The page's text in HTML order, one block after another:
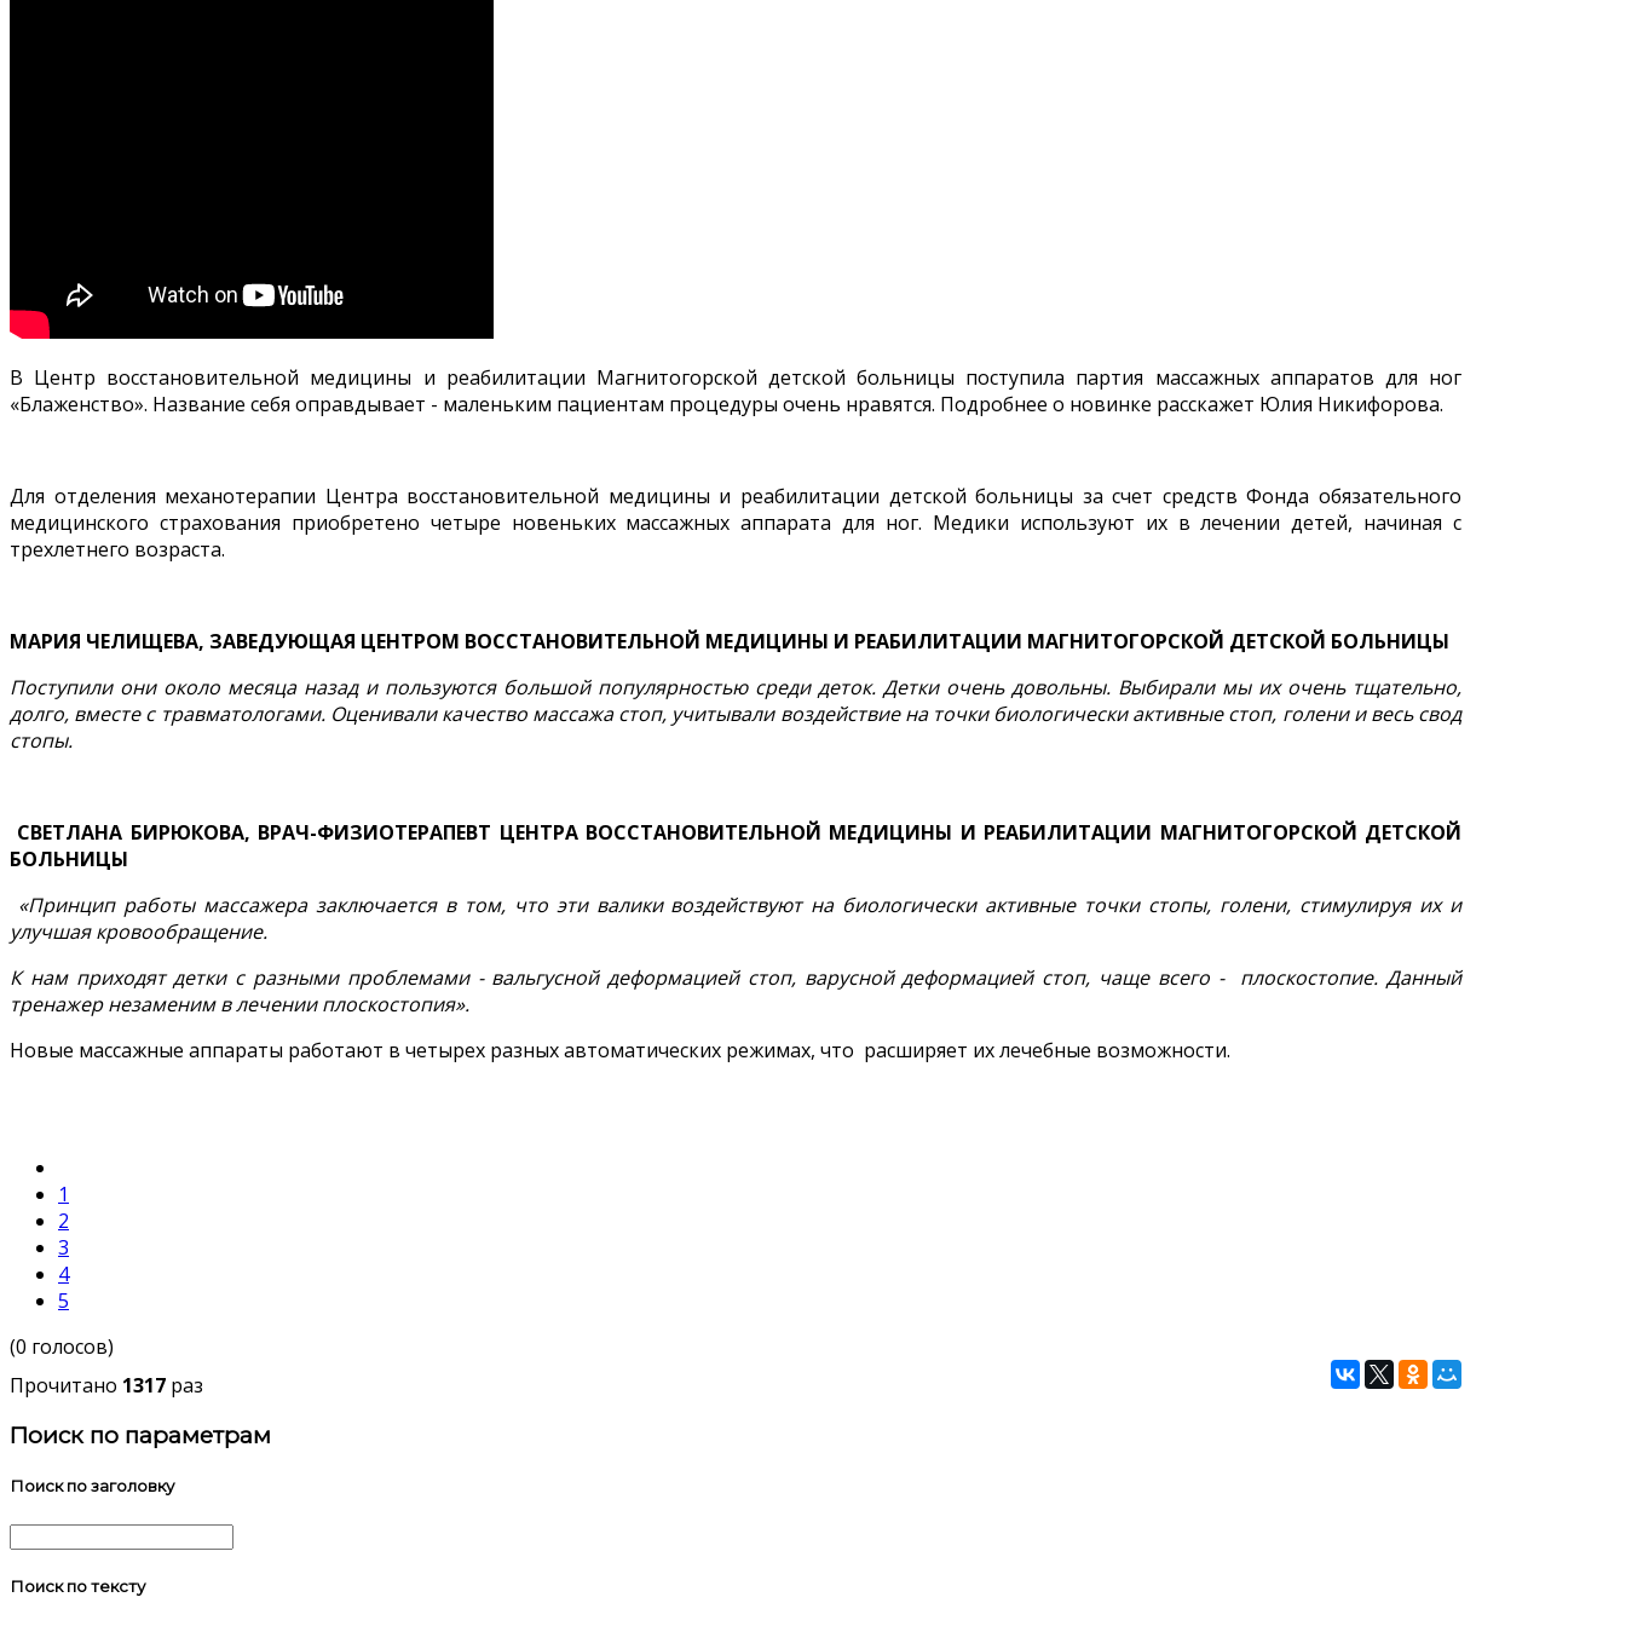
В Центр восстановительной медицины и реабилитации Магнитогорской детской больницы поступила партия массажных аппаратов для ног
«Блаженство». Название себя оправдывает - маленьким пациентам процедуры очень нравятся. Подробнее о новинке расскажет Юлия Никифорова.
Для отделения механотерапии Центра восстановительной медицины и реабилитации детской больницы за счет средств Фонда обязательного
медицинского страхования приобретено четыре новеньких массажных аппарата для ног. Медики используют их в лечении детей, начиная с
трехлетнего возраста.
МАРИЯ ЧЕЛИЩЕВА, ЗАВЕДУЮЩАЯ ЦЕНТРОМ ВОССТАНОВИТЕЛЬНОЙ МЕДИЦИНЫ И РЕАБИЛИТАЦИИ МАГНИТОГОРСКОЙ ДЕТСКОЙ БОЛЬНИЦЫ
Поступили они около месяца назад и пользуются большой популярностью среди деток. Детки очень довольны. Выбирали мы их очень тщательно,
долго, вместе с травматологами. Оценивали качество массажа стоп, учитывали воздействие на точки биологически активные стоп, голени и весь свод
стопы.
СВЕТЛАНА БИРЮКОВА, ВРАЧ-ФИЗИОТЕРАПЕВТ ЦЕНТРА ВОССТАНОВИТЕЛЬНОЙ МЕДИЦИНЫ И РЕАБИЛИТАЦИИ МАГНИТОГОРСКОЙ ДЕТСКОЙ
БОЛЬНИЦЫ
«Принцип работы массажера заключается в том, что эти валики воздействуют на биологически активные точки стопы, голени, стимулируя их и
улучшая кровообращение.
К нам приходят детки с разными проблемами - вальгусной деформацией стоп, варусной деформацией стоп, чаще всего - плоскостопие. Данный
тренажер незаменим в лечении плоскостопия».
Новые массажные аппараты работают в четырех разных автоматических режимах, что расширяет их лечебные возможности.
1
2
3
4
5
(0 голосов)
Прочитано 1317 раз
Поиск по параметрам
Поиск по заголовку
Поиск по тексту